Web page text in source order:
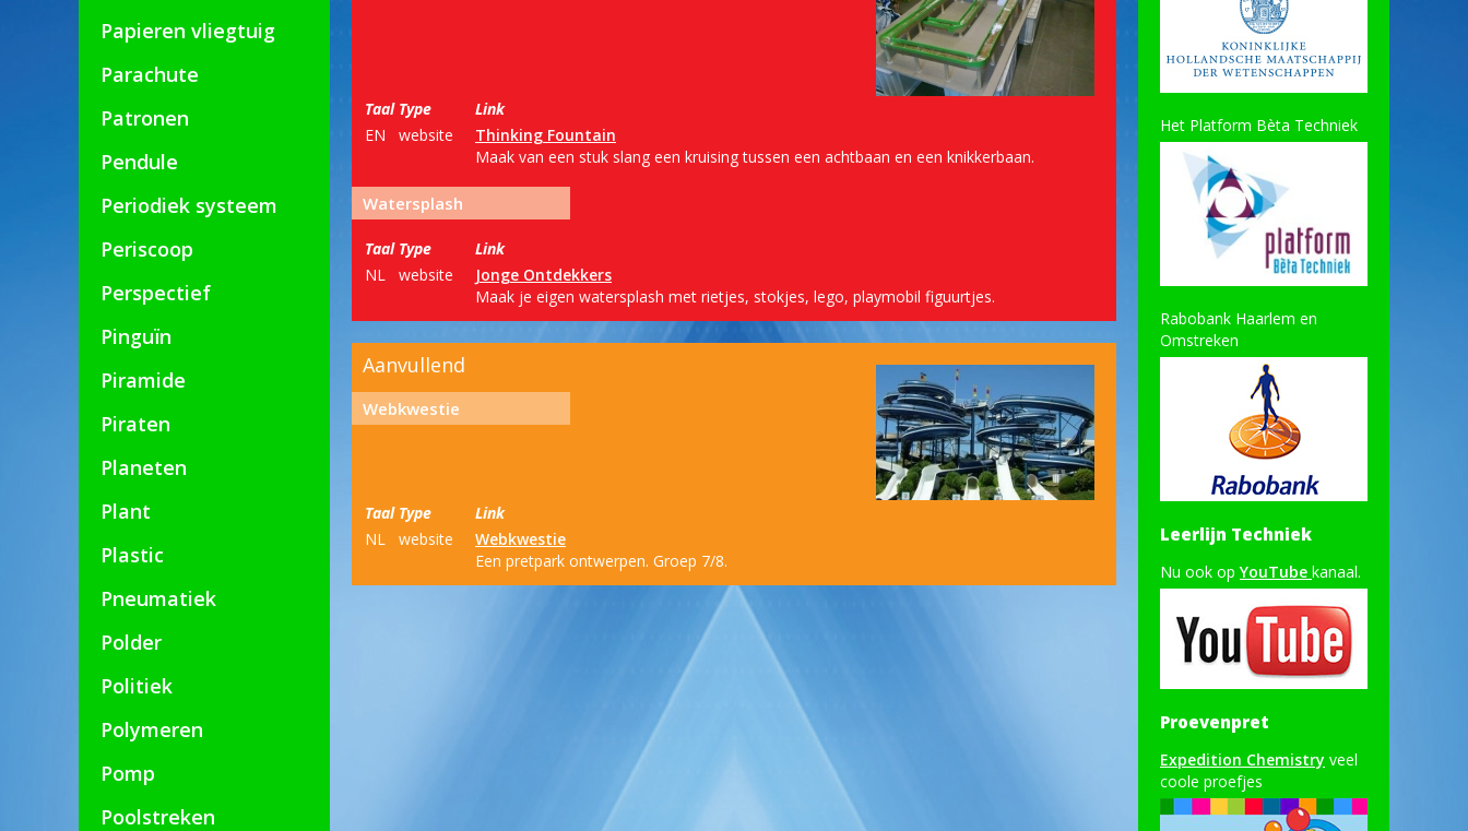
Papieren vliegtuig
Parachute
Patronen
Pendule
Periodiek systeem
Periscoop
Perspectief
Pinguïn
Piramide
Piraten
Planeten
Plant
Plastic
Pneumatiek
Polder
Politiek
Polymeren
Pomp
Poolstreken
Taal Type
Link
EN
website
Thinking Fountain
Maak van een stuk slang een kruising tussen een achtbaan en een knikkerbaan.
Watersplash
Taal Type
Link
NL
website
Jonge Ontdekkers
Maak je eigen watersplash met rietjes, stokjes, lego, playmobil figuurtjes.
Aanvullend
Webkwestie
Taal Type
Link
NL
website
Webkwestie
Een pretpark ontwerpen. Groep 7/8.
Het Platform Bèta Techniek
Rabobank Haarlem en
Omstreken
Leerlijn Techniek
Nu ook opYouTube kanaal.
Proevenpret
Expedition Chemistry veel
coole proefjes